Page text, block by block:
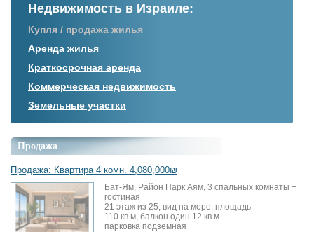
Недвижимость в Израиле:
Купля / продажа жилья
Аренда жилья
Краткосрочная аренда
Коммерческая недвижимость
Земельные участки
Продажа
Продажа: Квартира 4 комн. 4,080,000₪
Бат-Ям, Район Парк Аям, 3 спальных комнаты +
гостиная
21 этаж из 25, вид на море, площадь
110 кв.м, балкон один 12 кв.м
парковка подземная